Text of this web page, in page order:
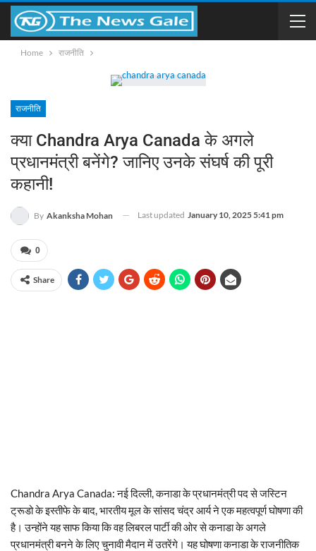
Home राजनीति
राजनीति
क्या Chandra Arya Canada के अगले
प्रधानमंत्री बनेंगे? जानिए उनके संघर्ष की पूरी
कहानी!
By Akanksha Mohan Last updated January 10, 2025 5:41 pm
0
Share
Chandra Arya Canada: नई दिल्ली, कनाडा के प्रधानमंत्री पद से जस्टिन
ट्रूडो के इस्तीफे के बाद, भारतीय मूल के सांसद चंद्र आर्य ने एक महत्वपूर्ण घोषणा की
है। उन्होंने यह साफ किया कि वह लिबरल पार्टी की ओर से कनाडा के अगले
प्रधानमंत्री बनने के लिए चुनावी मैदान में उतरेंगे। यह घोषणा कनाडा के राजनीतिक